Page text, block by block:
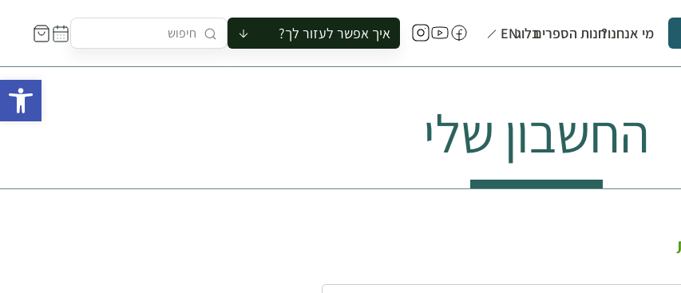
מי אנחנו?חנות הספריםבלוגEN איך אפשר לעזור לך?
להזמין סיור לקבוצה
לתאם ביקור בצריף
החשבון שלי